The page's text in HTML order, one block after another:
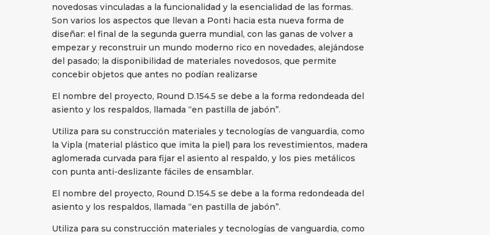
novedosas vinculadas a la funcionalidad y la esencialidad de las formas.
Son varios los aspectos que llevan a Ponti hacia esta nueva forma de
diseñar: el final de la segunda guerra mundial, con las ganas de volver a
empezar y reconstruir un mundo moderno rico en novedades, alejándose
del pasado; la disponibilidad de materiales novedosos, que permite
concebir objetos que antes no podían realizarse
El nombre del proyecto, Round D.154.5 se debe a la forma redondeada del
asiento y los respaldos, llamada “en pastilla de jabón”.
Utiliza para su construcción materiales y tecnologías de vanguardia, como
la Vipla (material plástico que imita la piel) para los revestimientos, madera
aglomerada curvada para fijar el asiento al respaldo, y los pies metálicos
con punta anti-deslizante fáciles de ensamblar.
El nombre del proyecto, Round D.154.5 se debe a la forma redondeada del
asiento y los respaldos, llamada “en pastilla de jabón”.
Utiliza para su construcción materiales y tecnologías de vanguardia, como